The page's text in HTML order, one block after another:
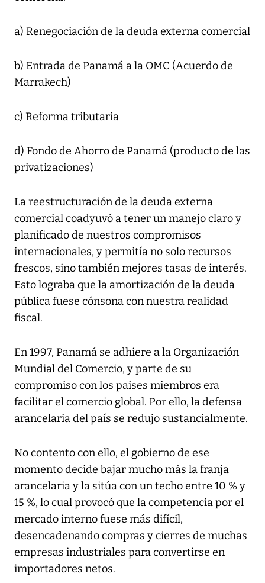
a) Renegociación de la deuda externa comercial
b) Entrada de Panamá a la OMC (Acuerdo de
Marrakech)
c) Reforma tributaria
d) Fondo de Ahorro de Panamá (producto de las
privatizaciones)
La reestructuración de la deuda externa
comercial coadyuvó a tener un manejo claro y
planificado de nuestros compromisos
internacionales, y permitía no solo recursos
frescos, sino también mejores tasas de interés.
Esto lograba que la amortización de la deuda
pública fuese cónsona con nuestra realidad
fiscal.
En 1997, Panamá se adhiere a la Organización
Mundial del Comercio, y parte de su
compromiso con los países miembros era
facilitar el comercio global. Por ello, la defensa
arancelaria del país se redujo sustancialmente.
No contento con ello, el gobierno de ese
momento decide bajar mucho más la franja
arancelaria y la sitúa con un techo entre 10 % y
15 %, lo cual provocó que la competencia por el
mercado interno fuese más difícil,
desencadenando compras y cierres de muchas
empresas industriales para convertirse en
importadores netos.